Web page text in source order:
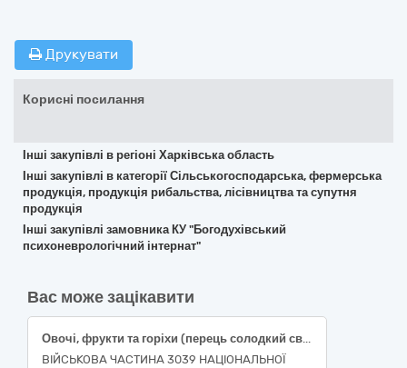
Друкувати
Корисні посилання
Інші закупівлі в регіоні Харківська область
Інші закупівлі в категорії Сільськогосподарська, фермерська
продукція, продукція рибальства, лісівництва та супутня
продукція
Інші закупівлі замовника КУ "Богодухівський
психоневрологічний інтернат"
Вас може зацікавити
Овочі, фрукти та горіхи (перець солодкий свіжий подовженої форми, огірки свіжі польові короткоплідні, помідори тепличні свіжі округлі, часник свіжий вищого товарного сорту)
ВІЙСЬКОВА ЧАСТИНА 3039 НАЦІОНАЛЬНОЇ